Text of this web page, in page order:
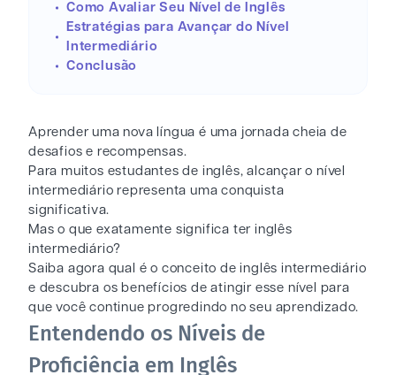
Como Avaliar Seu Nível de Inglês
Estratégias para Avançar do Nível
Intermediário
Conclusão
Aprender uma nova língua é uma jornada cheia de
desafios e recompensas.
Para muitos estudantes de inglês, alcançar o nível
intermediário representa uma conquista
significativa.
Mas o que exatamente significa ter inglês
intermediário?
Saiba agora qual é o conceito de inglês intermediário
e descubra os benefícios de atingir esse nível para
que você continue progredindo no seu aprendizado.
Entendendo os Níveis de
Proficiência em Inglês